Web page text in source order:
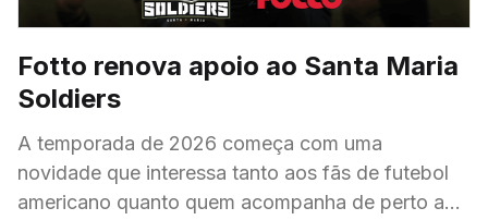
Fotto renova apoio ao Santa Maria
Soldiers
A temporada de 2026 começa com uma
novidade que interessa tanto aos fãs de futebol
americano quanto quem acompanha de perto a